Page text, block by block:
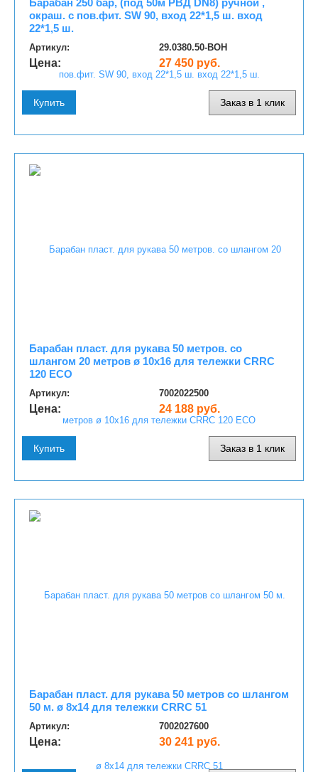
Барабан 250 бар, (под 50м РВД DN8) ручной ,
окраш. с пов.фит. SW 90, вход 22*1,5 ш. вход
22*1,5 ш.
Артикул: 29.0380.50-BOH
Цена: 27 450 руб.
Купить Заказ в 1 клик
Барабан пласт. для рукава 50 метров. со
шлангом 20 метров ø 10x16 для тележки CRRC
120 ECO
Артикул: 7002022500
Цена: 24 188 руб.
Купить Заказ в 1 клик
Барабан пласт. для рукава 50 метров со шлангом
50 м. ø 8x14 для тележки CRRC 51
Артикул: 7002027600
Цена: 30 241 руб.